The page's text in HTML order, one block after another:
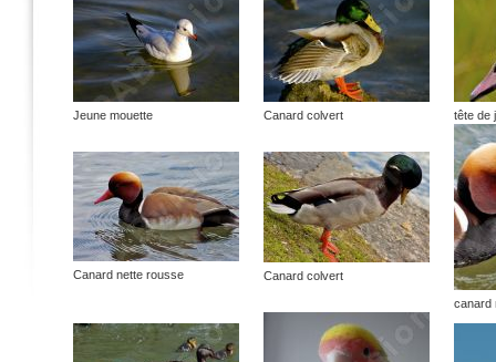
Jeune mouette Canard colvert tête de
Canard nette rousse Canard colvert
canard